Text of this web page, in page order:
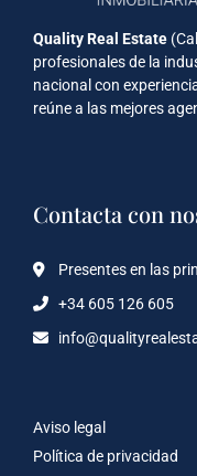
Quality Real Estate
profesionales de la
nacional con
reúne a las mejores
Contacta con
Presentes en las
+34 605 126 605
Aviso legal
Política de privacidad